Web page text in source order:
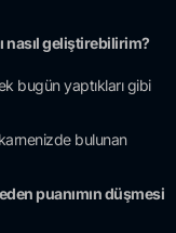
nasıl geliştirebilirim?
bugün yaptıkları gibi
bulunan
puanımın düşmesi